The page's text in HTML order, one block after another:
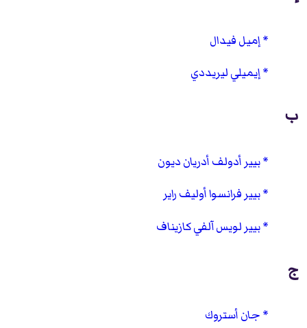
إميل فيدال
إيميلي ليريددي
ب
بيير أدولف أدريان ديون
بيير فرانسوا أوليف راير
بيير لويس آلفي كازيناف
ج
جان أستروك